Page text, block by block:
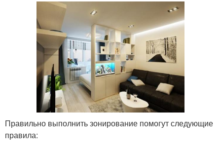
Правильно выполнить зонирование помогут следующие
правила: